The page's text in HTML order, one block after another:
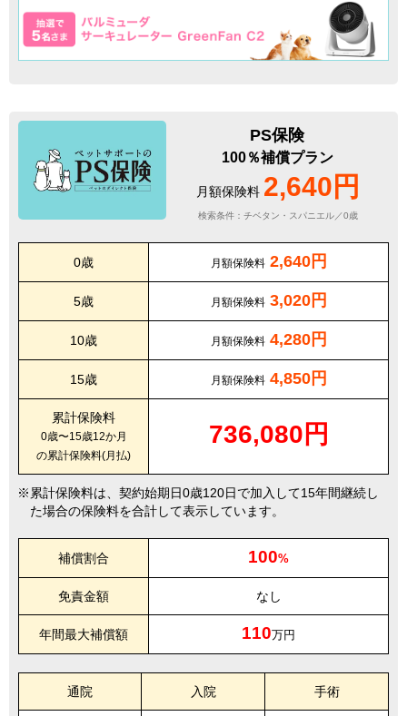
PS保険
100％補償プラン
月額保険料 2,640円
検索条件：チベタン・スパニエル／0歳
0歳 月額保険料 2,640円
5歳 月額保険料 3,020円
10歳 月額保険料 4,280円
15歳 月額保険料 4,850円
累計保険料
0歳〜15歳12か月
の累計保険料(月払)
736,080円
累計保険料は、契約始期日0歳120日で加入して15年間継続し
た場合の保険料を合計して表示しています。
補償割合 100%
免責金額 なし
年間最大補償額 110万円
通院 入院 手術